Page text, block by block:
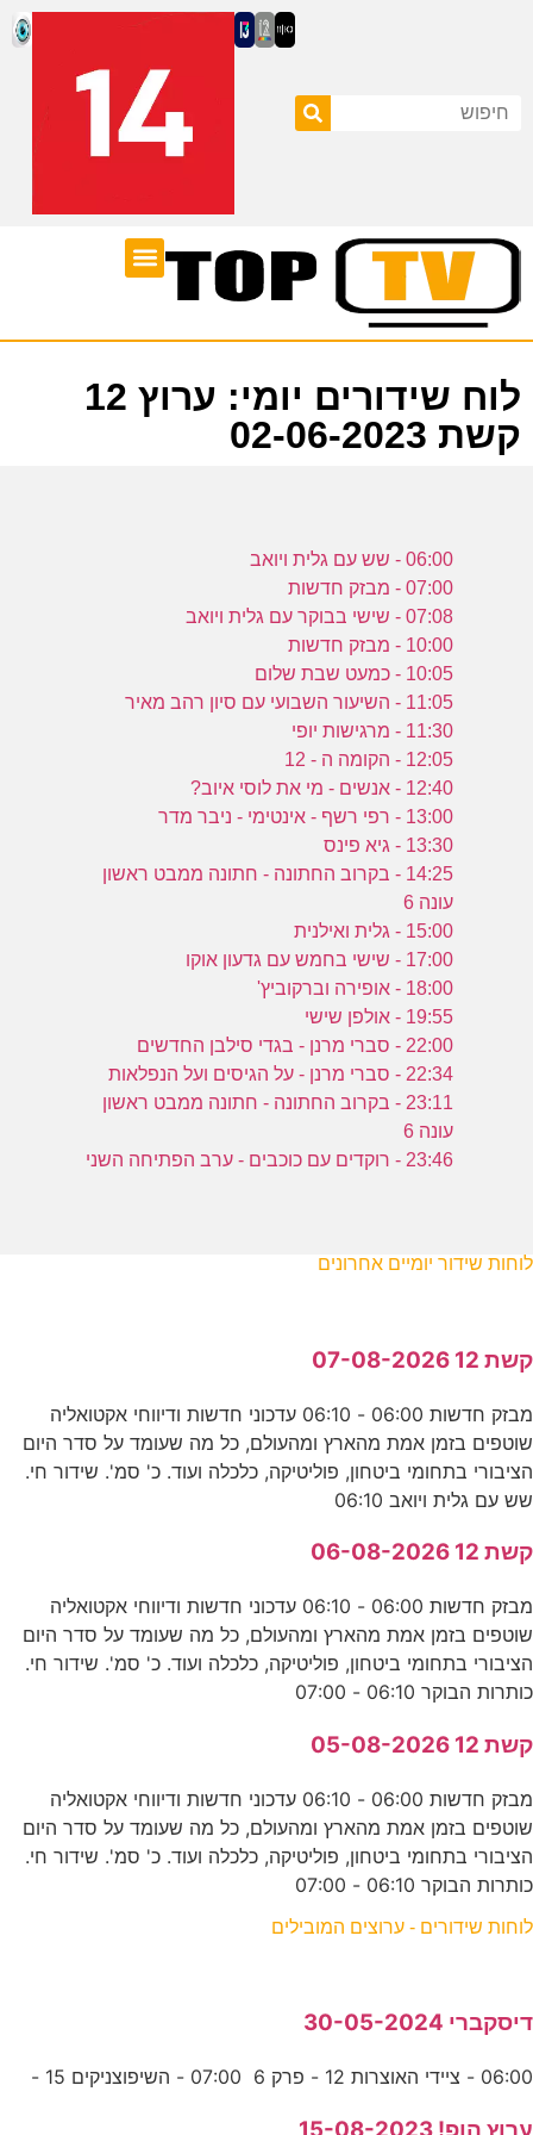
לוח שידורים יומי: ערוץ 12
קשת 02-06-2023
06:00 - שש עם גלית ויואב
07:00 - מבזק חדשות
07:08 - שישי בבוקר עם גלית ויואב
10:00 - מבזק חדשות
10:05 - כמעט שבת שלום
11:05 - השיעור השבועי עם סיון רהב מאיר
11:30 - מרגישות יופי
12:05 - הקומה ה - 12
12:40 - אנשים - מי את לוסי איוב?
13:00 - רפי רשף - אינטימי - ניבר מדר
13:30 - גיא פינס
14:25 - בקרוב החתונה - חתונה ממבט ראשון
עונה 6
15:00 - גלית ואילנית
17:00 - שישי בחמש עם גדעון אוקו
18:00 - אופירה וברקוביץ'
19:55 - אולפן שישי
22:00 - סברי מרנן - בגדי סילבן החדשים
22:34 - סברי מרנן - על הגיסים ועל הנפלאות
23:11 - בקרוב החתונה - חתונה ממבט ראשון
עונה 6
23:46 - רוקדים עם כוכבים - ערב הפתיחה השני
לוחות שידור יומיים אחרונים
קשת 12 07-08-2026
מבזק חדשות 06:00 - 06:10 עדכוני חדשות ודיווחי אקטואליה
שוטפים בזמן אמת מהארץ ומהעולם, כל מה שעומד על סדר היום
הציבורי בתחומי ביטחון, פוליטיקה, כלכלה ועוד. כ' סמ'. שידור חי.
שש עם גלית ויואב 06:10
קשת 12 06-08-2026
מבזק חדשות 06:00 - 06:10 עדכוני חדשות ודיווחי אקטואליה
שוטפים בזמן אמת מהארץ ומהעולם, כל מה שעומד על סדר היום
הציבורי בתחומי ביטחון, פוליטיקה, כלכלה ועוד. כ' סמ'. שידור חי.
כותרות הבוקר 06:10 - 07:00
קשת 12 05-08-2026
מבזק חדשות 06:00 - 06:10 עדכוני חדשות ודיווחי אקטואליה
שוטפים בזמן אמת מהארץ ומהעולם, כל מה שעומד על סדר היום
הציבורי בתחומי ביטחון, פוליטיקה, כלכלה ועוד. כ' סמ'. שידור חי.
כותרות הבוקר 06:10 - 07:00
לוחות שידורים - ערוצים המובילים
דיסקברי 30-05-2024
06:00 - ציידי האוצרות 12 - פרק 6 07:00 - השיפוצניקים 15 -
ערוץ הופ! 15-08-2023